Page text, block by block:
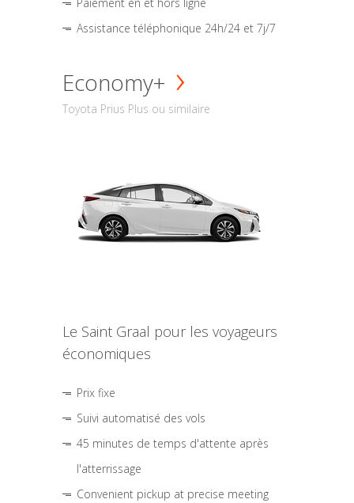
Assistance téléphonique 24h/24 et 7j/7
Economy+
Toyota Prius Plus ou similaire
Le Saint Graal pour les voyageurs
économiques
Prix fixe
Suivi automatisé des vols
45 minutes de temps d'attente après
l'atterrissage
Convenient pickup at precise meeting